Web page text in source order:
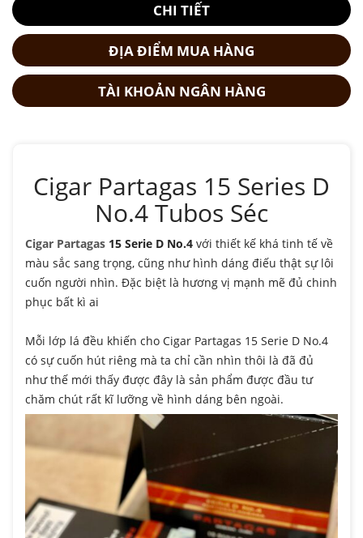
CHI TIẾT
ĐỊA ĐIỂM MUA HÀNG
TÀI KHOẢN NGÂN HÀNG
Cigar Partagas 15 Series D
No.4 Tubos Séc
Cigar Partagas 15 Serie D No.4 với thiết kế khá tinh tế về
màu sắc sang trọng, cũng như hình dáng điếu thật sự lôi
cuốn người nhìn. Đặc biệt là hương vị mạnh mẽ đủ chinh
phục bất kì ai
Mỗi lớp lá đều khiến cho Cigar Partagas 15 Serie D No.4
có sự cuốn hút riêng mà ta chỉ cần nhìn thôi là đã đủ
như thế mới thấy được đây là sản phẩm được đầu tư
chăm chút rất kĩ lưỡng về hình dáng bên ngoài.